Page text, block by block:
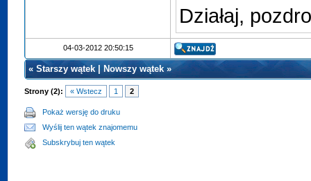
Działaj,
04-03-2012 20:50:15
«Starszy wątek Nowszy wątek»
Strony (2): « Wstecz 1 2
Pokaż wersję do druku
Wyślij ten wątek znajomemu
Subskrybuj ten wątek